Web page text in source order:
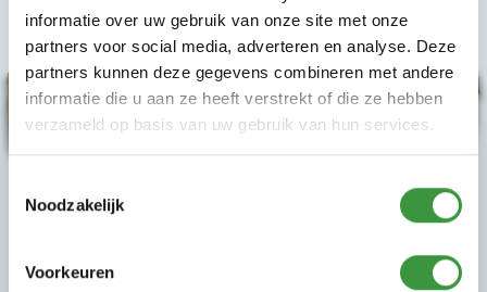
informatie over uw gebruik van onze site met onze
partners voor social media, adverteren en analyse. Deze
partners kunnen deze gegevens combineren met andere
informatie die u aan ze heeft verstrekt of die ze hebben
verzameld op basis van uw gebruik van hun services.
Noodzakelijk
Voorkeuren
10 rittenkaart